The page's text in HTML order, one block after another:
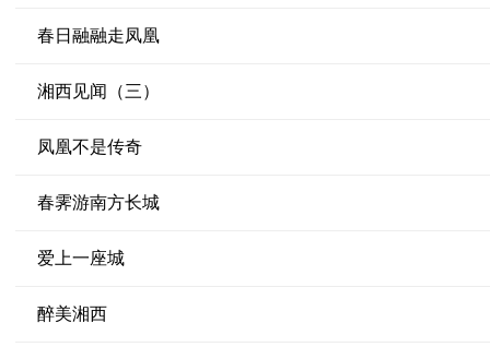
春日融融走凤凰
湘西见闻（三）
凤凰不是传奇
春霁游南方长城
爱上一座城
醉美湘西